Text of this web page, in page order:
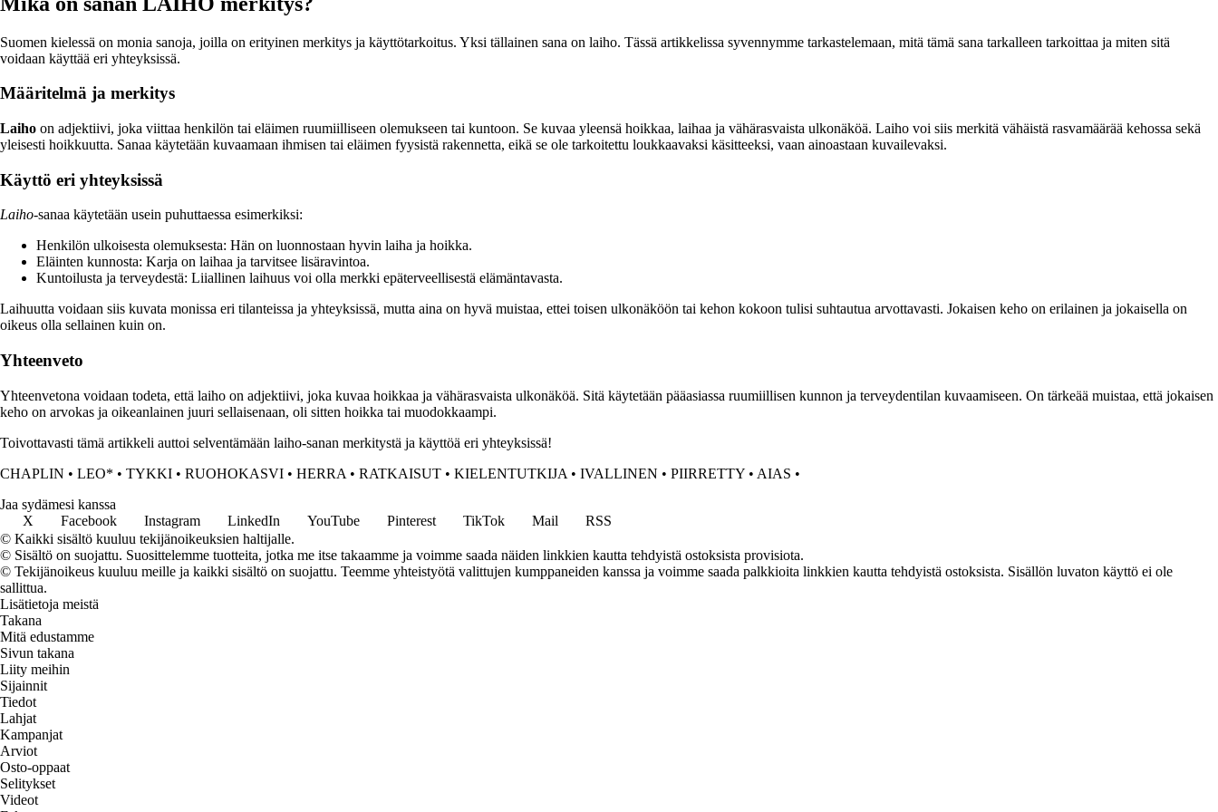
Suomen kielessä on monia sanoja, joilla on erityinen merkitys ja käyttötarkoitus. Yksi tällainen sana on laiho. Tässä artikkelissa syvennymme tarkastelemaan, mitä tämä sana tarkalleen tarkoittaa ja miten sitä
voidaan käyttää eri yhteyksissä.
Määritelmä ja merkitys
Laiho on adjektiivi, joka viittaa henkilön tai eläimen ruumiilliseen olemukseen tai kuntoon. Se kuvaa yleensä hoikkaa, laihaa ja vähärasvaista ulkonäköä. Laiho voi siis merkitä vähäistä rasvamäärää kehossa sekä
yleisesti hoikkuutta. Sanaa käytetään kuvaamaan ihmisen tai eläimen fyysistä rakennetta, eikä se ole tarkoitettu loukkaavaksi käsitteeksi, vaan ainoastaan kuvailevaksi.
Käyttö eri yhteyksissä
Laiho-sanaa käytetään usein puhuttaessa esimerkiksi:
Henkilön ulkoisesta olemuksesta: Hän on luonnostaan hyvin laiha ja hoikka.
Eläinten kunnosta: Karja on laihaa ja tarvitsee lisäravintoa.
Kuntoilusta ja terveydestä: Liiallinen laihuus voi olla merkki epäterveellisestä elämäntavasta.
Laihuutta voidaan siis kuvata monissa eri tilanteissa ja yhteyksissä, mutta aina on hyvä muistaa, ettei toisen ulkonäköön tai kehon kokoon tulisi suhtautua arvottavasti. Jokaisen keho on erilainen ja jokaisella on
oikeus olla sellainen kuin on.
Yhteenveto
Yhteenvetona voidaan todeta, että laiho on adjektiivi, joka kuvaa hoikkaa ja vähärasvaista ulkonäköä. Sitä käytetään pääasiassa ruumiillisen kunnon ja terveydentilan kuvaamiseen. On tärkeää muistaa, että jokaisen
keho on arvokas ja oikeanlainen juuri sellaisenaan, oli sitten hoikka tai muodokkaampi.
Toivottavasti tämä artikkeli auttoi selventämään laiho-sanan merkitystä ja käyttöä eri yhteyksissä!
CHAPLIN • LEO* • TYKKI • RUOHOKASVI • HERRA • RATKAISUT • KIELENTUTKIJA • IVALLINEN • PIIRRETTY • AIAS •
Jaa sydämesi kanssa
X
Facebook Instagram LinkedIn YouTube Pinterest TikTok Mail
RSS
© Kaikki sisältö kuuluu tekijänoikeuksien haltijalle.
© Sisältö on suojattu. Suosittelemme tuotteita, jotka me itse takaamme ja voimme saada näiden linkkien kautta tehdyistä ostoksista provisiota.
© Tekijänoikeus kuuluu meille ja kaikki sisältö on suojattu. Teemme yhteistyötä valittujen kumppaneiden kanssa ja voimme saada palkkioita linkkien kautta tehdyistä ostoksista. Sisällön luvaton käyttö ei ole
sallittua.
Lisätietoja meistä
Takana
Mitä edustamme
Sivun takana
Liity meihin
Sijainnit
Tiedot
Lahjat
Kampanjat
Arviot
Osto-oppaat
Selitykset
Videot